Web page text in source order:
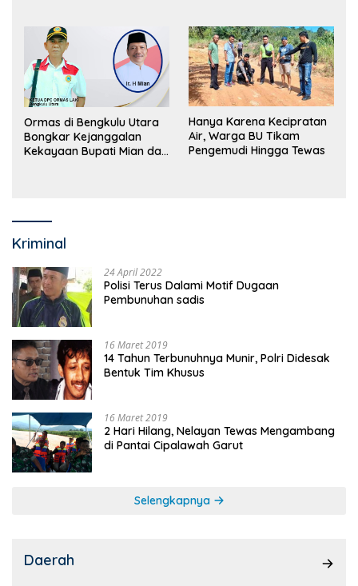
Ormas di Bengkulu Utara
Bongkar Kejanggalan
Kekayaan Bupati Mian dan
Hanya Karena Kecipratan
Air, Warga BU Tikam
Pengemudi Hingga Tewas
Kriminal
24 April 2022
Polisi Terus Dalami Motif Dugaan
Pembunuhan sadis
16 Maret 2019
14 Tahun Terbunuhnya Munir, Polri Didesak
Bentuk Tim Khusus
16 Maret 2019
2 Hari Hilang, Nelayan Tewas Mengambang
di Pantai Cipalawah Garut
Selengkapnya
Daerah